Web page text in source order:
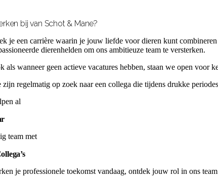
bij van Schot & Mane?
je een carrière waarin je jouw liefde voor dieren kunt
dierenhelden om ons ambitieuze team te versterken.
als wanneer geen actieve vacatures hebben, staan we open
zijn regelmatig op zoek naar een collega die tijdens drukke
al
team met
je professionele toekomst vandaag, ontdek jouw rol in ons team